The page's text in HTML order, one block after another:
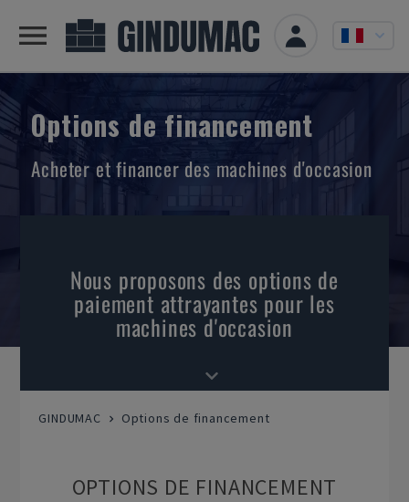
Options de financement
Acheter et financer des machines d'occasion
Nous proposons des options de
paiement attrayantes pour les
machines d'occasion
GINDUMAC Options de financement
OPTIONS DE FINANCEMENT